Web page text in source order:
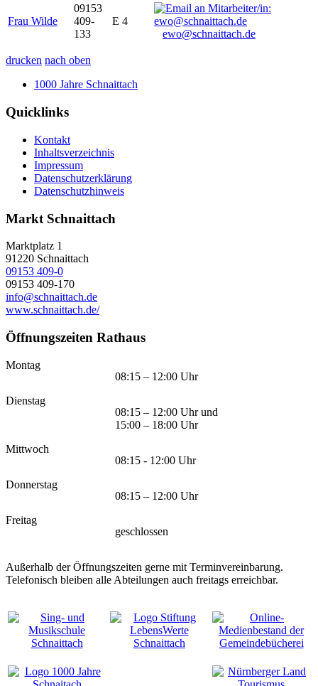
Frau Wilde
09153
409-
133
E 4
ewo@schnaittach.de
drucken nach oben
1000 Jahre Schnaittach
Quicklinks
Kontakt
Inhaltsverzeichnis
Impressum
Datenschutzerklärung
Datenschutzhinweis
Markt Schnaittach
Marktplatz 1
91220 Schnaittach
09153 409-0
09153 409-170
info@schnaittach.de
www.schnaittach.de/
Öffnungszeiten Rathaus
Montag
08:15 – 12:00 Uhr
Dienstag
08:15 – 12:00 Uhr und
15:00 – 18:00 Uhr
Mittwoch
08:15 - 12:00 Uhr
Donnerstag
08:15 – 12:00 Uhr
Freitag
geschlossen
Außerhalb der Öffnungszeiten gerne mit Terminvereinbarung.
Telefonisch bleiben alle Abteilungen auch freitags erreichbar.